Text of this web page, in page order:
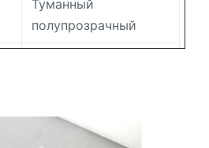
Туманный
полупрозрачный
110-145℃